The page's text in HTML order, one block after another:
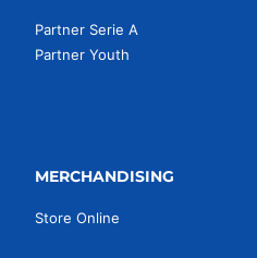
Partner Serie A
Partner Youth
MERCHANDISING
Store Online